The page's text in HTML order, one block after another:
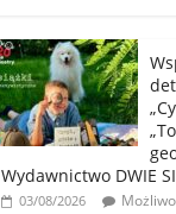
Wydawnictwo DWIE
03/08/2026